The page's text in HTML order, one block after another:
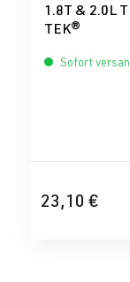
1.8T & 2.0L
TEK®
Sofort
23,10 €